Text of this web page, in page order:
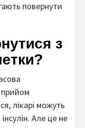
повернути
з
прийом
лікарі можуть
Але це не